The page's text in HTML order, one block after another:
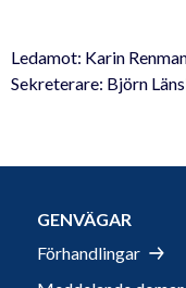
Ledamot: Karin
Sekreterare: Björn
GENVÄGAR
Förhandlingar